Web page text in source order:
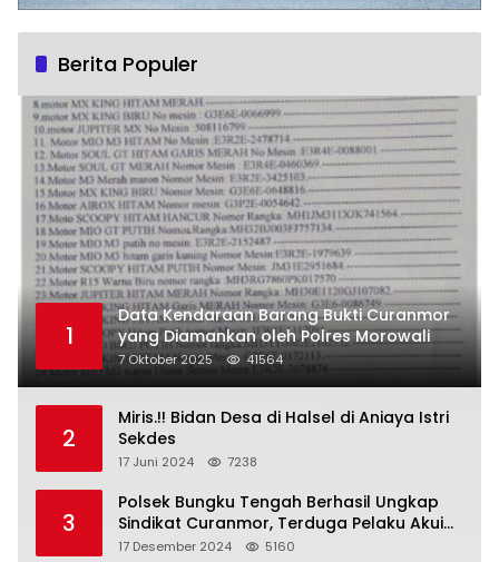
Berita Populer
1
Data Kendaraan Barang Bukti Curanmor
yang Diamankan oleh Polres Morowali
7 Oktober 2025 41564
2
Miris.!! Bidan Desa di Halsel di Aniaya Istri
Sekdes
17 Juni 2024 7238
3
Polsek Bungku Tengah Berhasil Ungkap
Sindikat Curanmor, Terduga Pelaku Akui
Beraksi di 7 Lokasi
17 Desember 2024 5160